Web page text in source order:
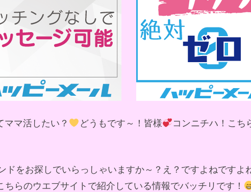
ママ活したい？ どうもです～！皆様
コンニチハ！こち
ドをお探しでいらっしゃいますか～？え？ですよねですよ
ちらのウエブサイトで紹介している情報でバッチリです！